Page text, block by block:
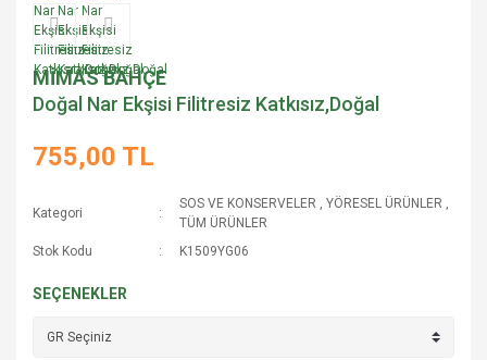
MİMAS BAHÇE
Doğal Nar Ekşisi Filitresiz Katkısız,Doğal
755,00 TL
Kategori
SOS VE KONSERVELER ,YÖRESEL ÜRÜNLER ,
TÜM ÜRÜNLER
Stok Kodu
K1509YG06
SEÇENEKLER